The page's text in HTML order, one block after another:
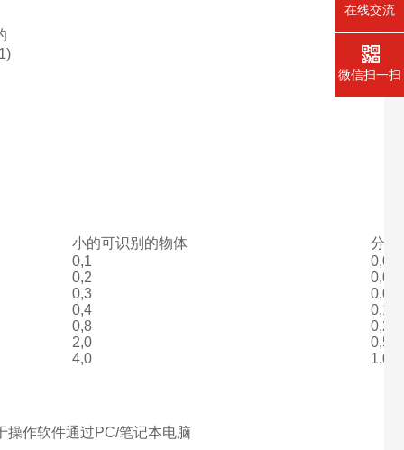
小的可识别的物体
分辨
0,1
0,2
0,05
0,3
0,4
0,1
0,8
0,2
2,0
0,5
4,0
1,0
操作软件通过PC/笔记本电脑
在线交流
微信扫一扫